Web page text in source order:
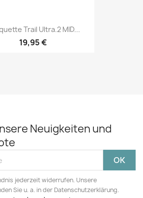
Trail Ultra.2 MID...
19,95 €
Neuigkeiten und
jederzeit widerrufen. Unsere
Sie u. a. in der Datenschutzerklärung.